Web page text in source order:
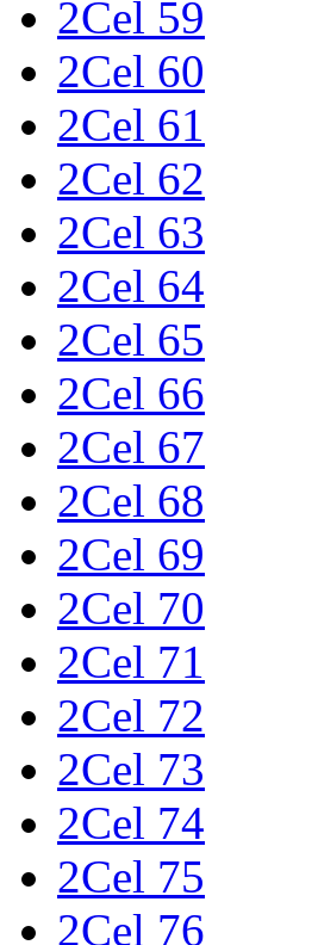
2Cel 59
2Cel 60
2Cel 61
2Cel 62
2Cel 63
2Cel 64
2Cel 65
2Cel 66
2Cel 67
2Cel 68
2Cel 69
2Cel 70
2Cel 71
2Cel 72
2Cel 73
2Cel 74
2Cel 75
2Cel 76